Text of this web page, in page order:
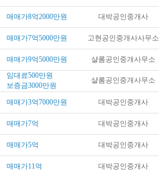
매매가8억2000만원 대박공인중개사
매매가7억5000만원 고현공인중개사사무소
매매가9억5000만원 샬롬공인중개사무소
임대료500만원
보증금3000만원
샬롬공인중개사무소
매매가3억7000만원 대박공인중개사
매매가7억 대박공인중개사
매매가5억 대박공인중개사
매매가11억 대박공인중개사